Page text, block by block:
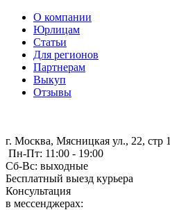
О компании
Юрлицам
Статьи
Для регионов
Партнерам
Выкуп
Отзывы
г. Москва, Мясницкая ул., 22, стр 1
Пн-Пт: 11:00 - 19:00
Сб-Вс: выходные
Бесплатный выезд курьера
Консультация
в мессенджерах: